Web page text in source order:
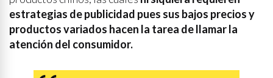
estrategias de publicidad pues sus bajos precios y
productos variados hacen la tarea de llamar la
atención del consumidor.